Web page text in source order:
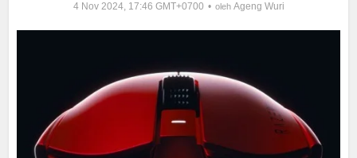
4 Nov 2024, 17:46 GMT+0700 oleh Ageng Wuri